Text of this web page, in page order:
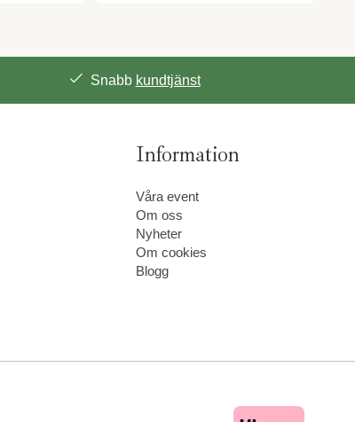
Snabb kundtjänst
Information
Våra event
Om oss
Nyheter
Om cookies
Blogg